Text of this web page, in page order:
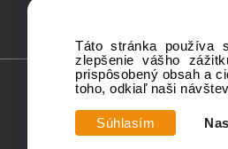
Táto stránka používa
zlepšenie vášho
prispôsobený obsah a
toho, odkiaľ naši
Súhlasím